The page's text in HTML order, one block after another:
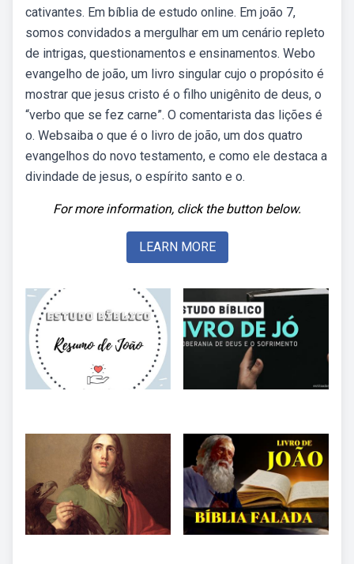
cativantes. Em bíblia de estudo online. Em joão 7,
somos convidados a mergulhar em um cenário repleto
de intrigas, questionamentos e ensinamentos. Webo
evangelho de joão, um livro singular cujo o propósito é
mostrar que jesus cristo é o filho unigênito de deus, o
“verbo que se fez carne”. O comentarista das lições é
o. Websaiba o que é o livro de joão, um dos quatro
evangelhos do novo testamento, e como ele destaca a
divindade de jesus, o espírito santo e o.
For more information, click the button below.
LEARN MORE